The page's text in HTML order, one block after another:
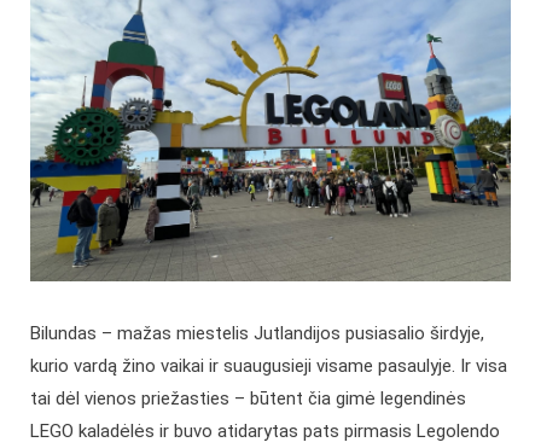
Bilundas – mažas miestelis Jutlandijos pusiasalio širdyje,
kurio vardą žino vaikai ir suaugusieji visame pasaulyje. Ir visa
tai dėl vienos priežasties – būtent čia gimė legendinės
LEGO kaladėlės ir buvo atidarytas pats pirmasis Legolendo